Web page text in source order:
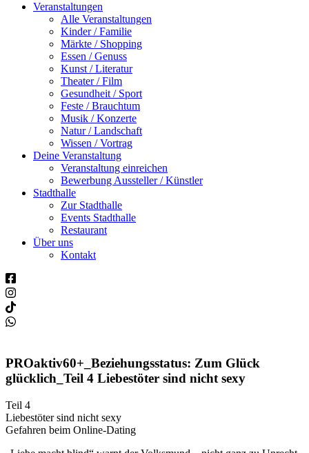
Veranstaltungen
Alle Veranstaltungen
Kinder / Familie
Märkte / Shopping
Essen / Genuss
Kunst / Literatur
Theater / Film
Gesundheit / Sport
Feste / Brauchtum
Musik / Konzerte
Natur / Landschaft
Wissen / Vortrag
Deine Veranstaltung
Veranstaltung einreichen
Bewerbung Aussteller / Künstler
Stadthalle
Zur Stadthalle
Events Stadthalle
Restaurant
Über uns
Kontakt
PROaktiv60+_Beziehungsstatus: Zum Glück
glücklich_Teil 4 Liebestöter sind nicht sexy
Teil 4
Liebestöter sind nicht sexy
Gefahren beim Online-Dating